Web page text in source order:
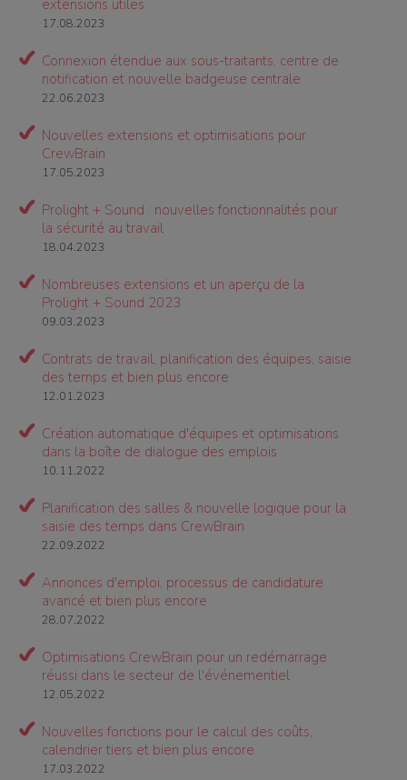
extensions utiles
17.08.2023
Connexion étendue aux sous-traitants, centre de
notification et nouvelle badgeuse centrale
22.06.2023
Nouvelles extensions et optimisations pour
CrewBrain
17.05.2023
Prolight + Sound : nouvelles fonctionnalités pour
la sécurité au travail
18.04.2023
Nombreuses extensions et un aperçu de la
Prolight + Sound 2023
09.03.2023
Contrats de travail, planification des équipes, saisie
des temps et bien plus encore
12.01.2023
Création automatique d'équipes et optimisations
dans la boîte de dialogue des emplois
10.11.2022
Planification des salles & nouvelle logique pour la
saisie des temps dans CrewBrain
22.09.2022
Annonces d'emploi, processus de candidature
avancé et bien plus encore
28.07.2022
Optimisations CrewBrain pour un redémarrage
réussi dans le secteur de l'événementiel
12.05.2022
Nouvelles fonctions pour le calcul des coûts,
calendrier tiers et bien plus encore
17.03.2022